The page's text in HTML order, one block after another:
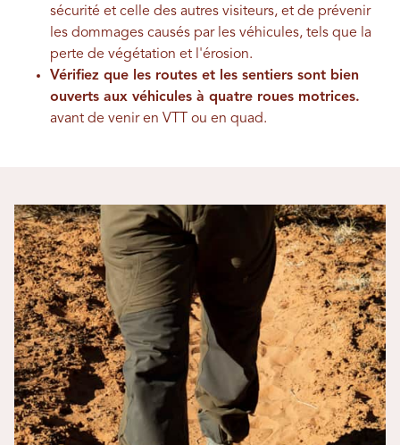
sécurité et celle des autres visiteurs, et de prévenir
les dommages causés par les véhicules, tels que la
perte de végétation et l'érosion.
Vérifiez que les routes et les sentiers sont bien
ouverts aux véhicules à quatre roues motrices.
avant de venir en VTT ou en quad.